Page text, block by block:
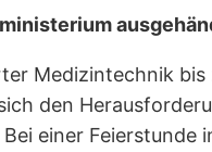
Medizintechnik
den
einer